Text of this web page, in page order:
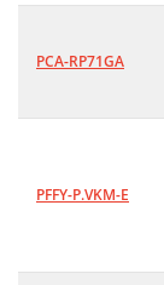
PCA-RP71GA
PFFY-P.VKM-E